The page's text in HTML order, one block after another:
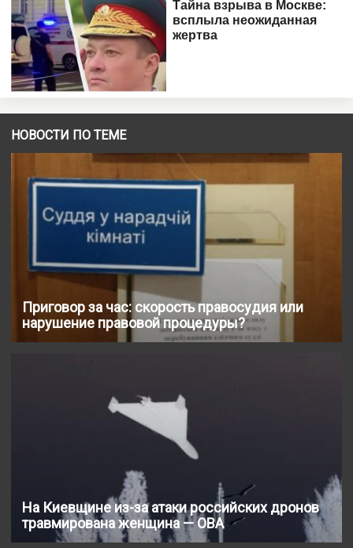
НОВОСТИ ПО ТЕМЕ
Приговор за час: скорость правосудия или
нарушение правовой процедуры?
На Киевщине из-за атаки российских дронов
травмирована женщина — ОВА